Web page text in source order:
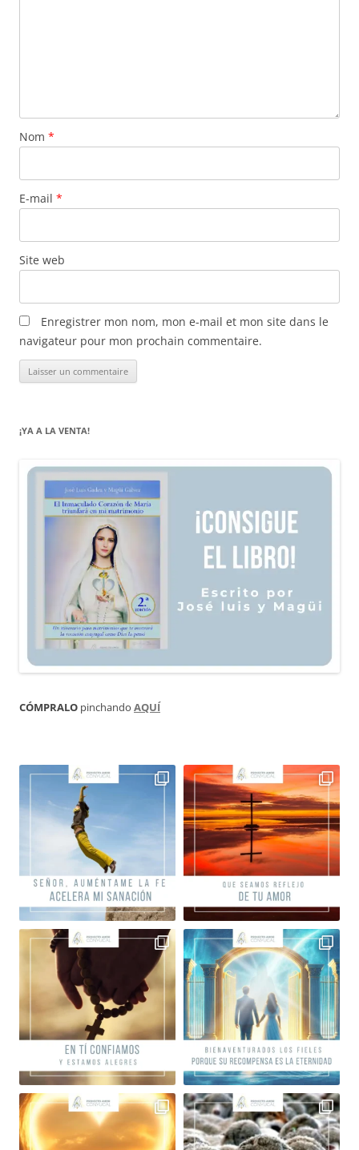
Nom *
E-mail *
Site web
Enregistrer mon nom, mon e-mail et mon site dans le
navigateur pour mon prochain commentaire.
¡YA A LA VENTA!
CÓMPRALO pinchando AQUÍ